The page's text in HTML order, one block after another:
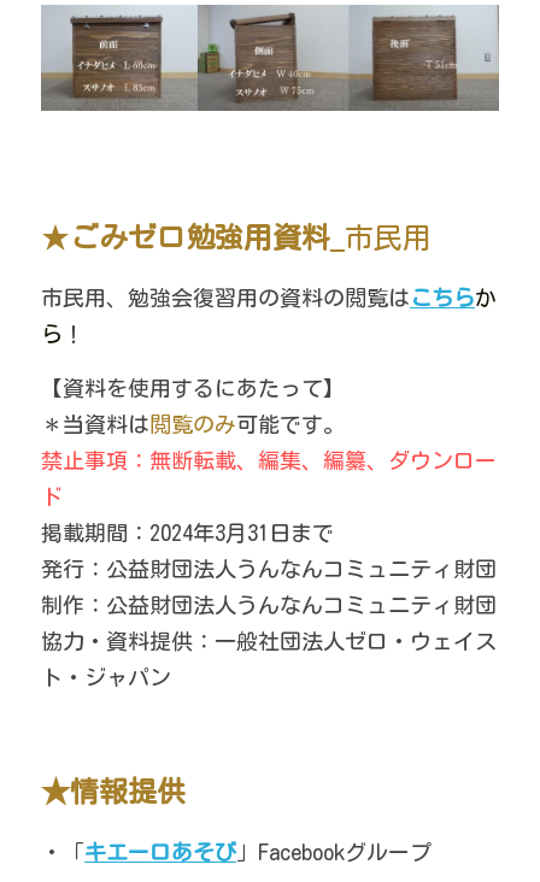
★ごみゼロ勉強用資料 _市民用
市民用、勉強会復習用の資料の閲覧は こちらか
ら ！
【資料を使用するにあたって】
＊当資料は 閲覧のみ可能です。
禁止事項：無断転載、編集、編纂、ダウンロー
ド
掲載期間：2024年3月31日まで
発行：公益財団法人うんなんコミュニティ財団
制作：公益財団法人うんなんコミュニティ財団
協力・資料提供：一般社団法人ゼロ・ウェイス
ト・ジャパン
★情報提供
・ 「キエーロあそび 」Facebookグループ